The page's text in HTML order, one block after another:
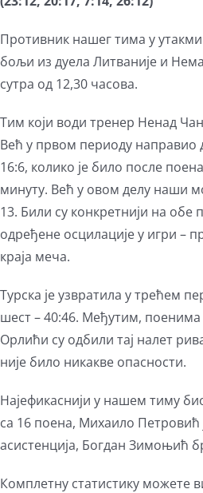
Противник нашег тима у
бољи из дуела Литваније и
сутра од 12,30 часова.
Тим који води тренер Ненад
Већ у првом периоду направио
16:6, колико је било после
минуту. Већ у овом делу наши
13. Били су конкретнији на обе
одређене осцилације у игри –
краја меча.
Турска је узвратила у трећем
шест – 40:46. Међутим,
Орлићи су одбили тај налет
није било никакве опасности.
Најефикаснији у нашем тиму
са 16 поена, Михаило Петровић
асистенција, Богдан Зимоњић
Комплетну статистику можете